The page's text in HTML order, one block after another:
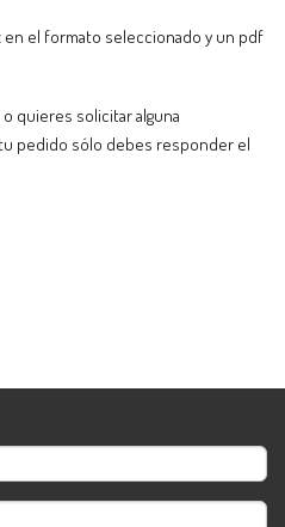
en el formato seleccionado y un pdf
quieres solicitar alguna
pedido sólo debes responder el